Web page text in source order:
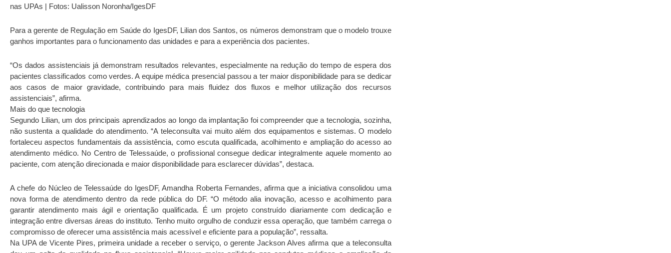
nas UPAs | Fotos: Ualisson Noronha/IgesDF
Para a gerente de Regulação em Saúde do IgesDF, Lilian dos Santos, os números demonstram que o modelo trouxe
ganhos importantes para o funcionamento das unidades e para a experiência dos pacientes.
“Os dados assistenciais já demonstram resultados relevantes, especialmente na redução do tempo de espera dos
pacientes classificados como verdes. A equipe médica presencial passou a ter maior disponibilidade para se dedicar
aos casos de maior gravidade, contribuindo para mais fluidez dos fluxos e melhor utilização dos recursos
assistenciais”, afirma.
Mais do que tecnologia
Segundo Lilian, um dos principais aprendizados ao longo da implantação foi compreender que a tecnologia, sozinha,
não sustenta a qualidade do atendimento. “A teleconsulta vai muito além dos equipamentos e sistemas. O modelo
fortaleceu aspectos fundamentais da assistência, como escuta qualificada, acolhimento e ampliação do acesso ao
atendimento médico. No Centro de Telessaúde, o profissional consegue dedicar integralmente aquele momento ao
paciente, com atenção direcionada e maior disponibilidade para esclarecer dúvidas”, destaca.
A chefe do Núcleo de Telessaúde do IgesDF, Amandha Roberta Fernandes, afirma que a iniciativa consolidou uma
nova forma de atendimento dentro da rede pública do DF. “O método alia inovação, acesso e acolhimento para
garantir atendimento mais ágil e orientação qualificada. É um projeto construído diariamente com dedicação e
integração entre diversas áreas do instituto. Tenho muito orgulho de conduzir essa operação, que também carrega o
compromisso de oferecer uma assistência mais acessível e eficiente para a população”, ressalta.
Na UPA de Vicente Pires, primeira unidade a receber o serviço, o gerente Jackson Alves afirma que a teleconsulta